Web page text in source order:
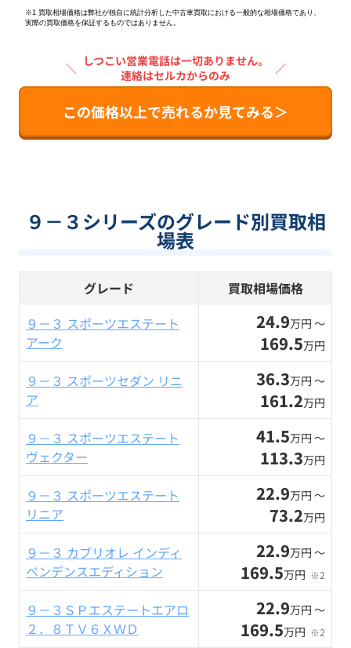
※1 買取相場価格は弊社が独自に統計分析した中古車買取における一般的な相場価格であり、
実際の買取価格を保証するものではありません。
＼ しつこい営業電話は一切ありません。
連絡はセルカからのみ
／
この価格以上で売れるか見てみる＞
９－３シリーズのグレード別買取相
場表
グレード
買取相場価格
９－３ スポーツエステート
アーク
24.9万円 〜
169.5万円
９－３ スポーツセダン リニ
ア
36.3万円 〜
161.2万円
９－３ スポーツエステート
ヴェクター
41.5万円 〜
113.3万円
９－３ スポーツエステート
リニア
22.9万円 〜
73.2万円
９－３ カブリオレ インディ
ペンデンスエディション
22.9万円 〜
169.5万円 ※2
９－３ＳＰエステートエアロ
２．８ＴＶ６ＸＷＤ
22.9万円 〜
169.5万円 ※2